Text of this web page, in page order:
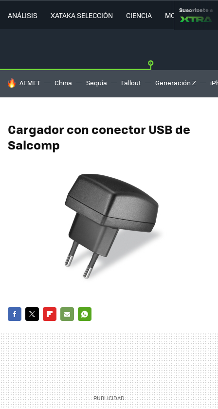
ANÁLISIS XATAKA SELECCIÓN CIENCIA MOVILIDAD
Suscríbete a
HOY SE HABLA DE
AEMET China Sequía Fallout Generación Z
Cargador con conector USB de
Salcomp
MAIL